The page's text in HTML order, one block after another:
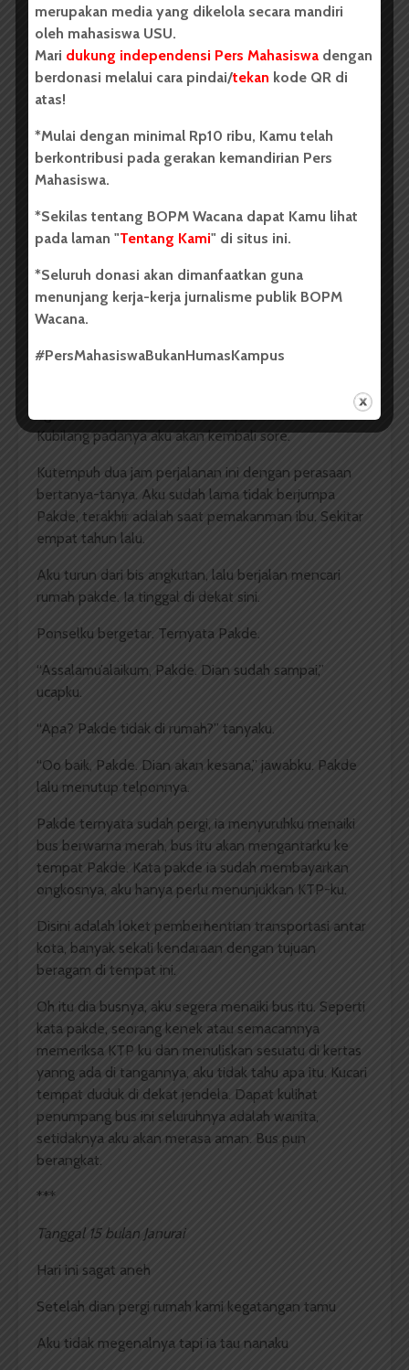
Ah, sayang sekali Marika tidak mengingat pakde.
Bukan hanya pakde, Marika kesulitan mengingat
orang-orang selain aku, ibu, mbak Santi, mas Ridho
tukang ojek yang selalu mangkal di depan rumah kami,
dan bapak. Meskipun bapak telah pergi dari rumah 15
tahun lalu, Marika masih tetap mengingat bapak.
Aku kembali merebahkan tubuhku di samping Marika.
Malam ini aku akan tidur sangat nyenyak, setelah
memasakkan sarapan untuk Marika, aku akan
menemui pakde.
Matahari sangat terik meskipun masih jam sembilan.
Aku menunggu angkutan yang akan membawaku ke
kabupaten sebelah, tempat tinggal pakde. Ongkos
jam perjalanan.
Marika sendiri di rumah, aku tak lupa mengunci pintu
agar Marika tak keluar dan berkeliaran di luar rumah.
Kubilang padanya aku akan kembali sore.
Kutempuh dua jam perjalanan ini dengan perasaan
bertanya-tanya. Aku sudah lama tidak berjumpa
Pakde, terakhir adalah saat pemakanman ibu. Sekitar
empat tahun lalu.
Aku turun dari bis angkutan, lalu berjalan mencari
rumah pakde. Ia tinggal di dekat sini.
Ponselku bergetar. Ternyata Pakde.
“Assalamu’alaikum, Pakde. Dian sudah sampai,”
ucapku.
“Apa? Pakde tidak di rumah?” tanyaku.
“Oo baik, Pakde. Dian akan kesana,” jawabku. Pakde
lalu menutup telponnya.
Pakde ternyata sudah pergi, ia menyuruhku menaiki
bus berwarna merah, bus itu akan mengantarku ke
tempat Pakde. Kata pakde ia sudah membayarkan
ongkosnya, aku hanya perlu menunjukkan KTP-ku.
Disini adalah loket pemberhentian transportasi antar
kota, banyak sekali kendaraan dengan tujuan
beragam di tempat ini.
Oh itu dia busnya, aku segera menaiki bus itu. Seperti
kata pakde, seorang kenek atau semacamnya
memeriksa KTP ku dan menuliskan sesuatu di kertas
yanng ada di tangannya, aku tidak tahu apa itu. Kucari
tempat duduk di dekat jendela. Dapat kulihat
penumpang bus ini seluruhnya adalah wanita,
setidaknya aku akan merasa aman. Bus pun
berangkat.
***
Tanggal 15 bulan Janurai
Hari ini sagat aneh
Setelah dian pergi rumah kami kegatangan tamu
Aku tidak megenalnya tapi ia tau nanaku
merupakan media yang dikelola secara mandiri
oleh mahasiswa USU.
Mari dukung independensi Pers Mahasiswa dengan
berdonasi melalui cara pindai/tekan kode QR di
atas!
*Mulai dengan minimal Rp10 ribu, Kamu telah
berkontribusi pada gerakan kemandirian Pers
Mahasiswa.
*Sekilas tentang BOPM Wacana dapat Kamu lihat
pada laman "Tentang Kami" di situs ini.
*Seluruh donasi akan dimanfaatkan guna
menunjang kerja-kerja jurnalisme publik BOPM
Wacana.
#PersMahasiswaBukanHumasKampus